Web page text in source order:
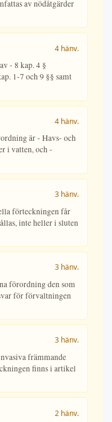
av nödåtgärder
4 hänv.
- 8 kap. 4 §
1-7 och 9 §§ samt
4 hänv.
är - Havs- och
i vatten, och -
3 hänv.
förteckningen får
inte heller i sluten
3 hänv.
förordning den som
för förvaltningen
3 hänv.
främmande
finns i artikel
2 hänv.